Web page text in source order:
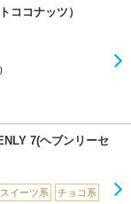
ココナッツ）
7(ヘブンリーセ
スイーツ系 チョコ系